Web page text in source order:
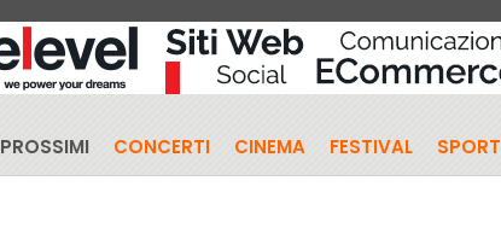
PROSSIMI CONCERTI CINEMA FESTIVAL SPORT